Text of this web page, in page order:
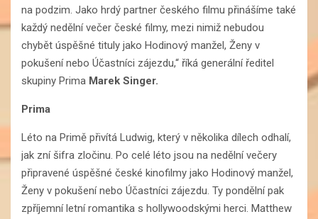
na podzim. Jako hrdý partner českého filmu přinášíme také
každý nedělní večer české filmy, mezi nimiž nebudou
chybět úspěšné tituly jako Hodinový manžel, Ženy v
pokušení nebo Účastníci zájezdu,“ říká generální ředitel
skupiny Prima Marek Singer.
Prima
Léto na Primě přivítá Ludwig, který v několika dílech odhalí,
jak zní šifra zločinu. Po celé léto jsou na nedělní večery
připravené úspěšné české kinofilmy jako Hodinový manžel,
Ženy v pokušení nebo Účastníci zájezdu. Ty pondělní pak
zpříjemní letní romantika s hollywoodskými herci. Matthew